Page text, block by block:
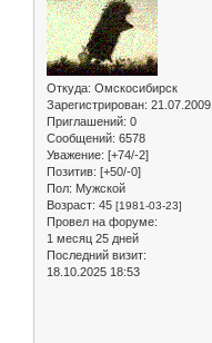
Откуда: Омскосибирск
Зарегистрирован: 21.07.2009
Приглашений: 0
Сообщений: 6578
Уважение: [+74/-2]
Позитив: [+50/-0]
Пол: Мужской
Возраст: 45 [1981-03-23]
Провел на форуме:
1 месяц 25 дней
Последний визит:
18.10.2025 18:53